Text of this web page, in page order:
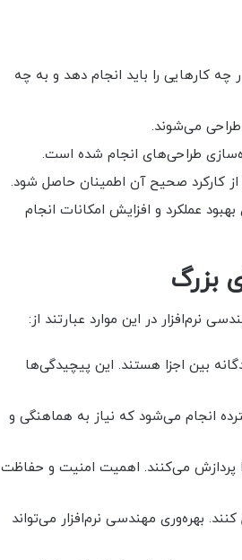
چه کارهایی را باید انجام دهد و به چه
طراحی می‌شوند.
طراحی‌های انجام شده است.
از کارکرد صحیح آن اطمینان حاصل شود.
عملکرد و افزایش امکانات انجام
بزرگ
نرم‌افزار در این موارد عبارتند از:
بین اجزا هستند. این پیچیدگی‌ها
انجام می‌شود که نیاز به هماهنگی و
پردازش می‌کنند. اهمیت امنیت و حفاظت
بهره‌وری مهندسی نرم‌افزار می‌تواند